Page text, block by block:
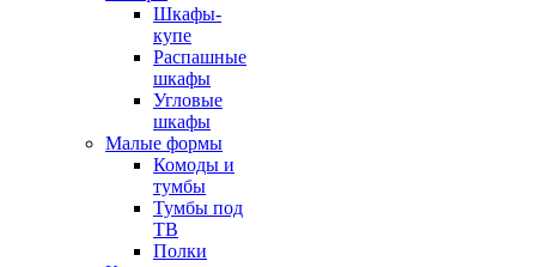
Шкафы-
купе
Распашные
шкафы
Угловые
шкафы
Малые формы
Комоды и
тумбы
Тумбы под
ТВ
Полки